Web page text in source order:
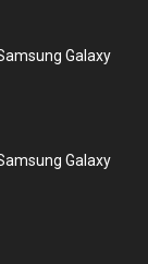
Galaxy
Galaxy